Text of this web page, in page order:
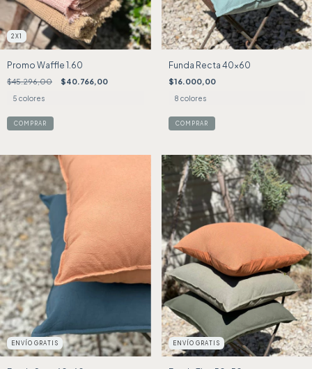
2X1
Promo Waffle 1.60
$45.296,00 $40.766,00
5 colores
COMPRAR
Funda Recta 40x60
$16.000,00
8 colores
COMPRAR
ENVÍO GRATIS ENVÍO GRATIS